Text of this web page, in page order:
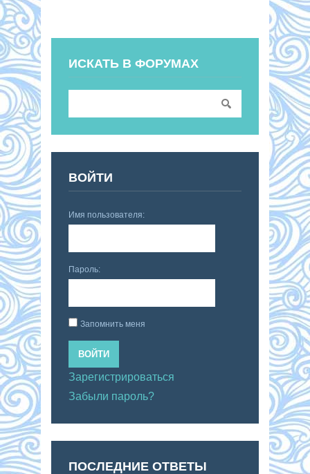
ИСКАТЬ В ФОРУМАХ
ВОЙТИ
Имя пользователя:
Пароль:
Запомнить меня
ВОЙТИ
Зарегистрироваться
Забыли пароль?
ПОСЛЕДНИЕ ОТВЕТЫ